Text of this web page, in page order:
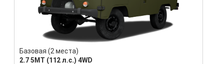
Базовая (2 места)
2.7 5MT (112 л.с.) 4WD